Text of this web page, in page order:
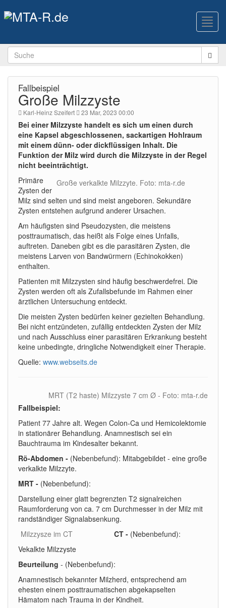
Fallbeispiel
Große Milzzyste
Karl-Heinz Szeifert 23 Mar, 2023 00:00
Bei einer Milzzyste handelt es sich um einen durch
eine Kapsel abgeschlossenen, sackartigen Hohlraum
mit einem dünn- oder dickflüssigen Inhalt. Die
Funktion der Milz wird durch die Milzzyste in der Regel
nicht beeinträchtigt.
Große verkalkte Milzzyte. Foto: mta-r.de
Primäre
Zysten der
Milz sind selten und sind meist angeboren. Sekundäre
Zysten entstehen aufgrund anderer Ursachen.
Am häufigsten sind Pseudozysten, die meistens
posttraumatisch, das heißt als Folge eines Unfalls,
auftreten. Daneben gibt es die parasitären Zysten, die
meistens Larven von Bandwürmern (Echinokokken)
enthalten.
Patienten mit Milzzysten sind häufig beschwerdefrei. Die
Zysten werden oft als Zufallsbefunde im Rahmen einer
ärztlichen Untersuchung entdeckt.
Die meisten Zysten bedürfen keiner gezielten Behandlung.
Bei nicht entzündeten, zufällig entdeckten Zysten der Milz
und nach Ausschluss einer parasitären Erkrankung besteht
keine unbedingte, dringliche Notwendigkeit einer Therapie.
Quelle: www.webseits.de
MRT (T2 haste) Milzzyste 7 cm Ø - Foto: mta-r.de
Fallbeispiel:
Patient 77 Jahre alt. Wegen Colon-Ca und Hemicolektomie
in stationärer Behandlung. Anamnestisch sei ein
Bauchtrauma im Kindesalter bekannt.
Rö-Abdomen - (Nebenbefund): Mitabgebildet - eine große
verkalkte Milzzyte.
MRT - (Nebenbefund):
Darstellung einer glatt begrenzten T2 signalreichen
Raumforderung von ca. 7 cm Durchmesser in der Milz mit
randständiger Signalabsenkung.
Milzzysze im CT
CT - (Nebenbefund):
Vekalkte Milzzyste
Beurteilung - (Nebenbefund):
Anamnestisch bekannter Milzherd, entsprechend am
ehesten einem posttraumatischen abgekapselten
Hämatom nach Trauma in der Kindheit.